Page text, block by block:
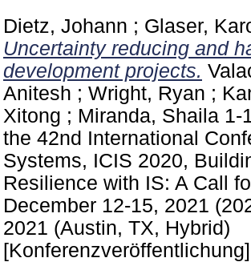
Dietz, Johann ; Glaser,
Uncertainty reducing and
development projects.
Anitesh ; Wright, Ryan ;
Xitong ; Miranda, Shaila 1-
the 42nd International
Systems, ICIS 2020,
Resilience with IS: A Call
December 12-15, 2021
2021 (Austin, TX, Hybrid)
[Konferenzveröffentlichung]